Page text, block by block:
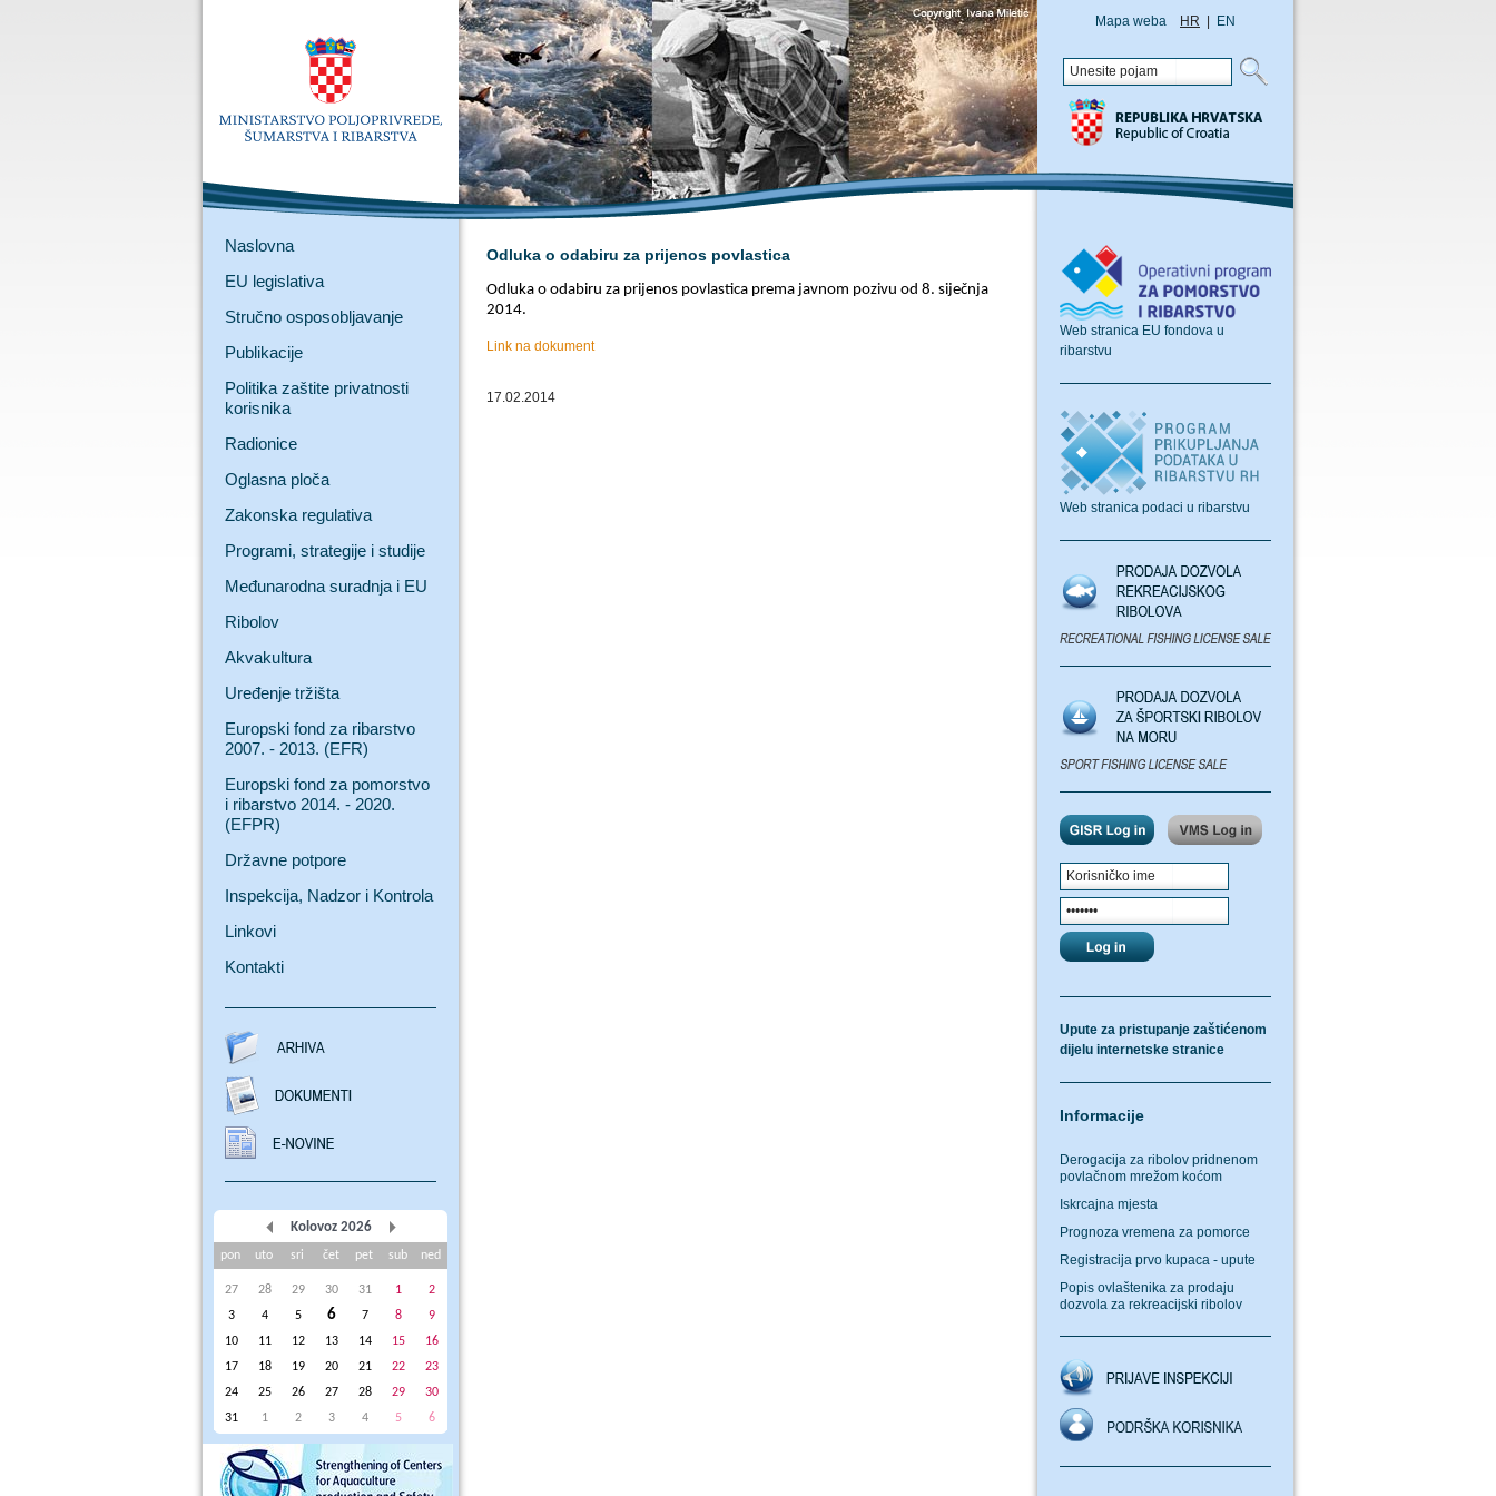
Mapa weba HR EN
Naslovna
EU legislativa
Stručno osposobljavanje
Publikacije
Politika zaštite privatnosti
korisnika
Radionice
Oglasna ploča
Zakonska regulativa
Programi, strategije i studije
Međunarodna suradnja i EU
Ribolov
Akvakultura
Uređenje tržišta
Europski fond za ribarstvo
2007. - 2013. (EFR)
Europski fond za pomorstvo
i ribarstvo 2014. - 2020.
(EFPR)
Državne potpore
Inspekcija, Nadzor i Kontrola
Linkovi
Kontakti
Kolovoz 2026
pon uto sri čet pet sub ned
27 28 29 30 31 1
2
3
4 5 6 7 8
9
10
11 12 13 14 15
16
17
18 19 20 21 22
23
24
25 26 27 28 29
30
31
1 2 3 4 5 6
Odluka o odabiru za prijenos povlastica
Odluka o odabiru za prijenos povlastica prema javnom pozivu od 8. siječnja
2014.
Link na dokument
17.02.2014
Web stranica EU fondova u
ribarstvu
Web stranica podaci u ribarstvu
Upute za pristupanje zaštićenom
dijelu internetske stranice
Informacije
Derogacija za ribolov pridnenom
povlačnom mrežom koćom
Iskrcajna mjesta
Prognoza vremena za pomorce
Registracija prvo kupaca - upute
Popis ovlaštenika za prodaju
dozvola za rekreacijski ribolov